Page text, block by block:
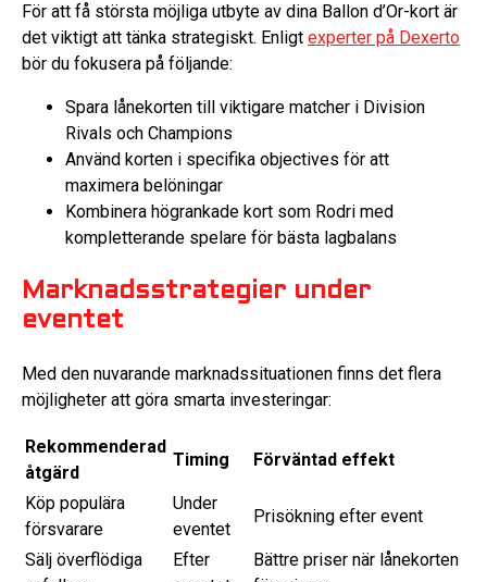
För att få största möjliga utbyte av dina Ballon d’Or-kort är
det viktigt att tänka strategiskt. Enligt experter på Dexerto
bör du fokusera på följande:
Spara lånekorten till viktigare matcher i Division
Rivals och Champions
Använd korten i specifika objectives för att
maximera belöningar
Kombinera högrankade kort som Rodri med
kompletterande spelare för bästa lagbalans
Marknadsstrategier under
eventet
Med den nuvarande marknadssituationen finns det flera
möjligheter att göra smarta investeringar:
Rekommenderad
åtgärd
Timing Förväntad effekt
Köp populära
försvarare
Under
eventet
Prisökning efter event
Sälj överflödiga
Efter
Bättre priser när lånekorten